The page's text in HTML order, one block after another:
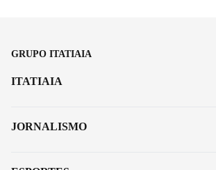
GRUPO ITATIAIA
ITATIAIA
JORNALISMO